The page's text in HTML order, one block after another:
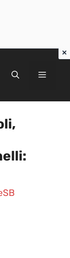
Menu